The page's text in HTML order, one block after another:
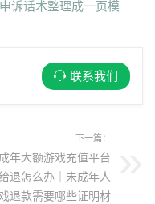
诉话术整理成一页模
联系我们
下一篇：
年大额游戏充值平台
退怎么办｜未成年人
退款需要哪些证明材